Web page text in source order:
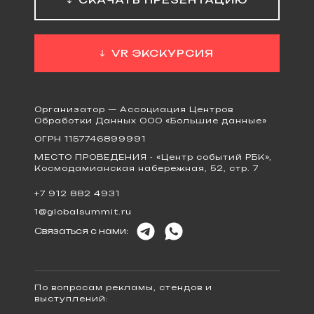
VR ЭКСКУРСИЯ
Организатор — Ассоциация Центров
Обработки Данных ООО «Большие данные»
ОГРН 1157746899991
МЕСТО ПРОВЕДЕНИЯ - «Центр событий РБК»,
Космодамианская набережная, 52, стр. 7
+7 912 882 4931
1@globalsummit.ru
Связаться с нами:
По вопросам рекламы, стендов и
выступлений: